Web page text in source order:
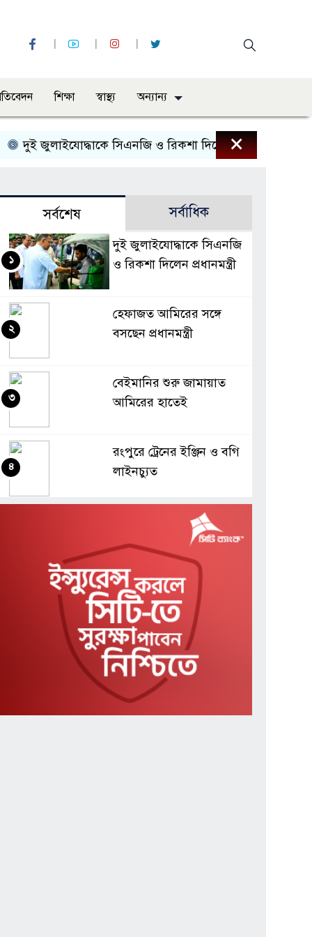
শিক্ষা স্বাস্থ্য অন্যান্য
দুই জুলাইযোদ্ধাকে সিএনজি ও রিকশা দিলেন প্রধানমন্ত্রী
×
সর্বশেষ সর্বাধিক
দুই জুলাইযোদ্ধাকে সিএনজি
ও রিকশা দিলেন প্রধানমন্ত্রী
১
হেফাজত আমিরের সঙ্গে
বসছেন প্রধানমন্ত্রী
২
বেইমানির শুরু জামায়াত
আমিরের হাতেই
৩
রংপুরে ট্রেনের ইঞ্জিন ও বগি
লাইনচ্যুত
৪
এক ট্রলারে ধরা পড়লো ৪৮
লাখ ৫০ হাজার টাকার ইলিশ
চীনের দিকে ধেয়ে আসছে
টাইফুন ডলফিন
তনু হত্যা মামলায় সাবেক
সেনাসদস্য হাফিজুর ফের
গ্রেপ্তার